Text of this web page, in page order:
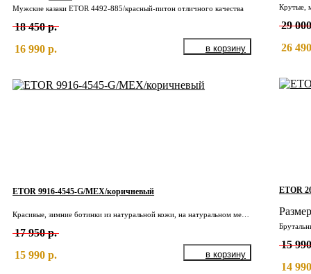
Мужские казаки ETOR 4492-885/красный-питон отличного качества
18 450 р.
16 990 р.
ETOR 9916-4545-G/МЕХ/коричневый
17 950 р.
15 990 р.
Крутые,
29
26
ETOR
15
14